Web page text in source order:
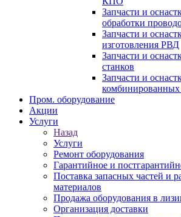
Запчасти и
обработки
Запчасти и
изготовления РВД
Запчасти и
станков
Запчасти и
комбинированных
Пром. оборудование
Акции
Услуги
Назад
Услуги
Ремонт оборудования
Гарантийное и
Поставка запасных частей и
материалов
Продажа оборудования в
Организация доставки